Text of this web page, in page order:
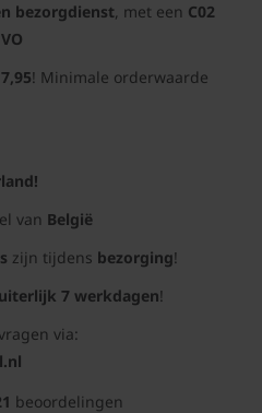
bezorgdienst, met een C02
! Minimale orderwaarde
van België
zijn tijdens bezorging!
7 werkdagen!
via:
beoordelingen